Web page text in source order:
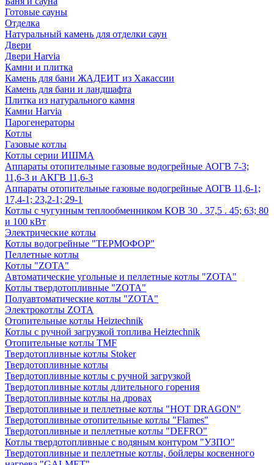
Готовые сауны
Отделка
Натуральный камень для отделки саун
Двери
Двери Harvia
Камни и плитка
Камень для бани ЖАДЕИТ из Хакассии
Камень для бани и ландшафта
Плитка из натурального камня
Камни Harvia
Парогенераторы
Котлы
Газовые котлы
Котлы серии ИШМА
Аппараты отопительные газовые водогрейные АОГВ 7-3;
11,6-3 и АКГВ 11,6-3
Аппараты отопительные газовые водогрейные АОГВ 11,6-1;
17,4-1; 23,2-1; 29-1
Котлы с чугунным теплообменником КОВ 30 . 37,5 . 45; 63; 80
и 100 кВт
Электрические котлы
Котлы водогрейные "ТЕРМОФОР"
Пеллетные котлы
Котлы "ZOTA"
Автоматические угольные и пеллетные котлы "ZOTA"
Котлы твердотопливные "ZOTA"
Полуавтоматические котлы "ZOTA"
Электрокотлы ZOTA
Отопительные котлы Heiztechnik
Котлы с ручной загрузкой топлива Heiztechnik
Отопительные котлы TMF
Твердотопливные котлы Stoker
Твердотопливные котлы
Твердотопливные котлы с ручной загрузкой
Твердотопливные котлы длительного горения
Твердотопливные котлы на дровах
Твердотопливные и пеллетные котлы "HOT DRAGON"
Твердотопливные отопительные котлы "Flames"
Твердотопливные и пеллетные котлы "DEFRO"
Котлы твердотопливные с водяным контуром "УЗПО"
Твердотопливные и пеллетные котлы, бойлеры косвенного